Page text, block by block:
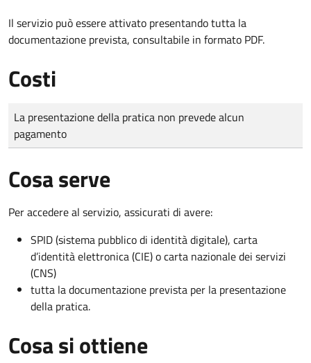
Il servizio può essere attivato presentando tutta la
documentazione prevista, consultabile in formato PDF.
Costi
Tipo di pagamento
Importo
La presentazione della pratica non prevede alcun
pagamento
Cosa serve
Per accedere al servizio, assicurati di avere:
SPID (sistema pubblico di identità digitale), carta
d’identità elettronica (CIE) o carta nazionale dei servizi
(CNS)
tutta la documentazione prevista per la presentazione
della pratica.
Cosa si ottiene